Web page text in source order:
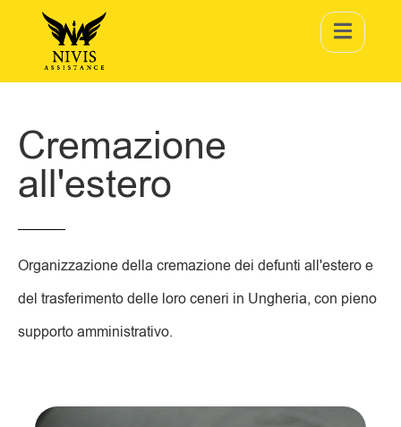
Cremazione
all'estero
Organizzazione della cremazione dei defunti all'estero e
del trasferimento delle loro ceneri in Ungheria, con pieno
supporto amministrativo.